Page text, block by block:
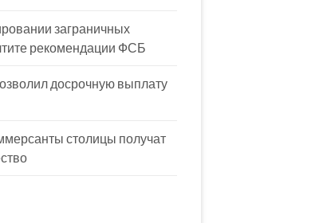
заграничных
рекомендации ФСБ
досрочную выплату
столицы получат